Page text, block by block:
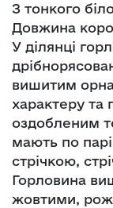
З тонкого
Довжина
У ділянці
вишитим
характеру
оздобленим
мають по
стрічкою,
Горловина
жовтими,